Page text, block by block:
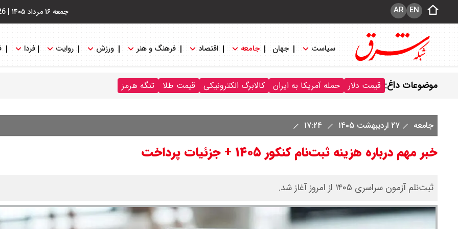
جمعه ۱۶ مرداد ۱۴۰۵ | EN
AR
سیاست جهان جامعه اقتصاد فرهنگ و هنر ورزش روایت فردا
موضوعات داغ: قیمت دلار حمله آمریکا به ایران کالابرگ الکترونیکی قیمت طلا تنگه هرمز
جامعه ۲۷ اردیبهشت ۱۴۰۵
خبر مهم درباره هزینه ثبت‌نام کنکور ۱۴۰۵ + جزئیات پرداخت
ثبت‌نلم آزمون سراسری ۱۴۰۵ از امروز آغاز شد.